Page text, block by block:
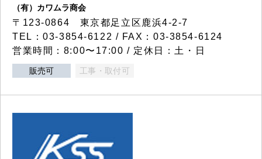
（有）カワムラ商会
〒123-0864 東京都足立区鹿浜4-2-7
TEL：03-3854-6122 / FAX：03-3854-6124
営業時間：8:00〜17:00 / 定休日：土・日
販売可 工事・取付可